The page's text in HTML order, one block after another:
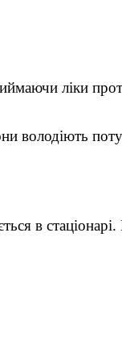
ліки
володіють
в